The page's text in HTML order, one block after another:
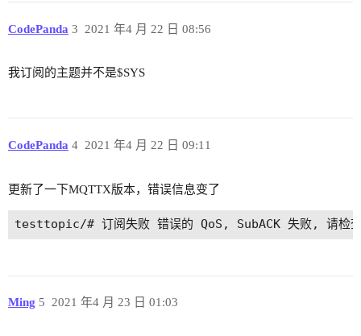
CodePanda 2021 年4 月 22 日 08:56
3
我订阅的主题并不是$SYS
CodePanda 2021 年4 月 22 日 09:11
4
更新了一下MQTTX版本，错误信息变了
Ming 2021 年4 月 23 日 01:03
5